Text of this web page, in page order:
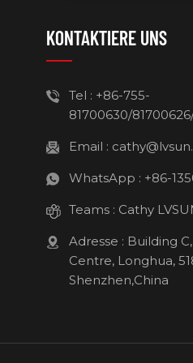
KONTAKTIERE UNS
Tel : +86-755-
81700630/
Email :
WhatsApp : +86-
Teams : Cathy
Adresse : Building
Centre, Longhua,
Shenzhen,China